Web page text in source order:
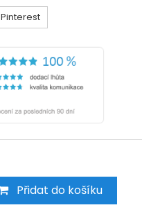
Pinterest
Přidat do košíku